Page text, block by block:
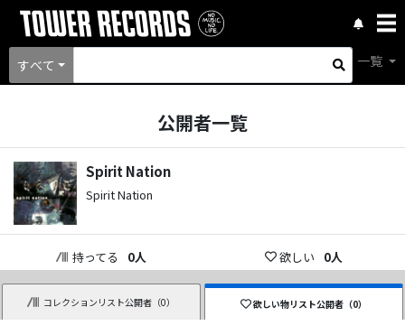
すべて 一覧
公開者一覧
Spirit Nation
Spirit Nation
持ってる 0人 欲しい 0人
コレクションリスト公開者（0） 欲しい物リスト公開者（0）